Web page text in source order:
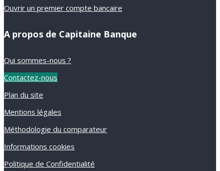
Ouvrir un premier compte bancaire
A propos de Capitaine Banque
Qui sommes-nous ?
Contactez-nous
Plan du site
Mentions légales
Méthodologie du comparateur
Informations cookies
Politique de Confidentialité